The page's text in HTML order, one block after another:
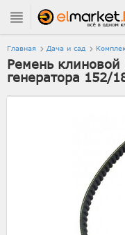
Главная Дача и сад
Ремень
генератора 152/